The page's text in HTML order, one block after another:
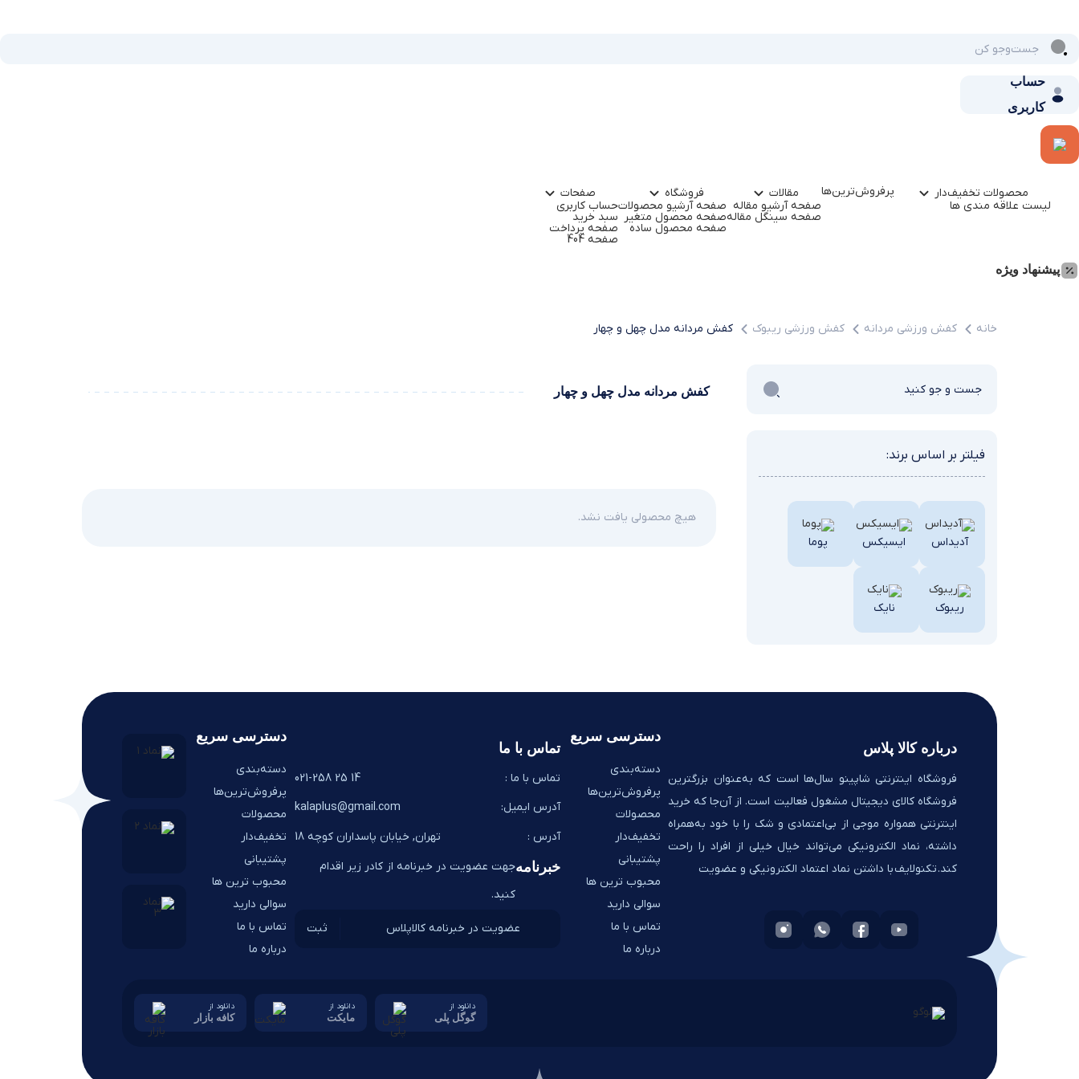
حساب
کاربری
محصولات تخفیف‌دار
لیست علاقه مندی ها
پرفروش‌ترین‌ها
مقالات
صفحه آرشیو مقاله
صفحه سینگل مقاله
فروشگاه
صفحه آرشیو محصولات
صفحه محصول متغیر
صفحه محصول ساده
صفحات
حساب کاربری
سبد خرید
صفحه پرداخت
صفحه 404
پیشنهاد ویژه
خانه کفش ورزشی مردانه کفش ورزشی ریبوک کفش مردانه مدل چهل و چهار
فیلتر بر اساس برند:
آدیداس ایسیکس پوما
ریبوک نایک
کفش مردانه مدل چهل و چهار
هیچ محصولی یافت نشد.
درباره کالا پلاس
فروشگاه اینترنتی شاپینو سال‌ها است که به‌عنوان بزرگترین
فروشگاه کالای دیجیتال مشغول فعالیت است. از آن‌جا که خرید
اینترنتی همواره موجی از بی‌اعتمادی و شک را با خود به‌همراه
داشته، نماد الکترونیکی می‌تواند خیال خیلی از افراد را راحت
کند. تکنولایف با داشتن نماد اعتماد الکترونیکی و عضویت
دسترسی سریع
دسته‌بندی
پرفروش‌ترین‌ها
محصولات
تخفیف‌دار
پشتیبانی
محبوب ترین ها
سوالی دارید
تماس با ما
درباره ما
تماس با ما
تماس با ما :
14 25 021-258
آدرس ایمیل:
kalaplus@gmail.com
آدرس :
تهران, خیابان پاسداران کوچه 18
خبرنامهجهت عضویت در خبرنامه از کادر زیر اقدام
کنید.
دسترسی سریع
دسته‌بندی
پرفروش‌ترین‌ها
محصولات
تخفیف‌دار
پشتیبانی
محبوب ترین ها
سوالی دارید
تماس با ما
درباره ما
دانلود از
گوگل پلی
دانلود از
مایکت
دانلود از
کافه بازار